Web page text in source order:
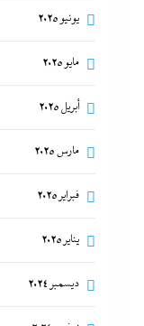
يونيو 2025
مايو 2025
أبريل 2025
مارس 2025
فبراير 2025
يناير 2025
ديسمبر 2024